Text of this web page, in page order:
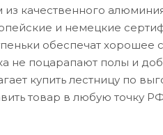
качественного
и немецкие
обеспечат
не поцарапают полы и
купить лестницу по
товар в любую точку